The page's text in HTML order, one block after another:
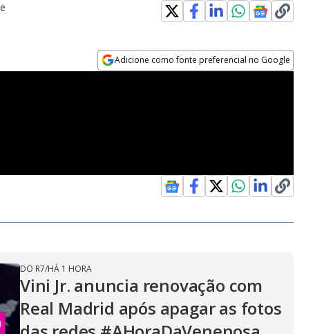
Adicione como fonte preferencial no Google
DO R7/HÁ 1 HORA
Vini Jr. anuncia renovação com
Real Madrid após apagar as fotos